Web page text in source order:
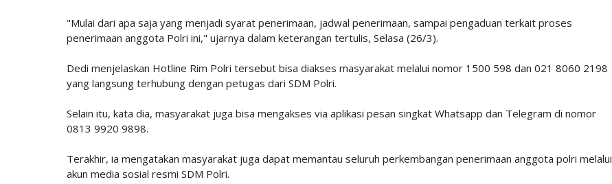
"Mulai dari apa saja yang menjadi syarat penerimaan, jadwal penerimaan, sampai pengaduan terkait proses
penerimaan anggota Polri ini," ujarnya dalam keterangan tertulis, Selasa (26/3).
Dedi menjelaskan Hotline Rim Polri tersebut bisa diakses masyarakat melalui nomor 1500 598 dan 021 8060 2198
yang langsung terhubung dengan petugas dari SDM Polri.
Selain itu, kata dia, masyarakat juga bisa mengakses via aplikasi pesan singkat Whatsapp dan Telegram di nomor
0813 9920 9898.
Terakhir, ia mengatakan masyarakat juga dapat memantau seluruh perkembangan penerimaan anggota polri melalui
akun media sosial resmi SDM Polri.